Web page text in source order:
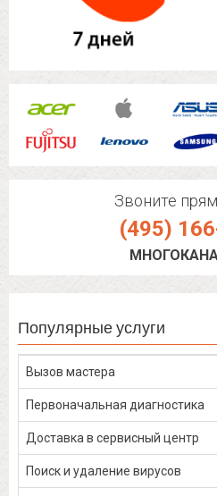
Звоните
(495)
Популярные услуги
Вызов мастера
Первоначальная диагностика
Доставка в сервисный центр
Поиск и удаление вирусов